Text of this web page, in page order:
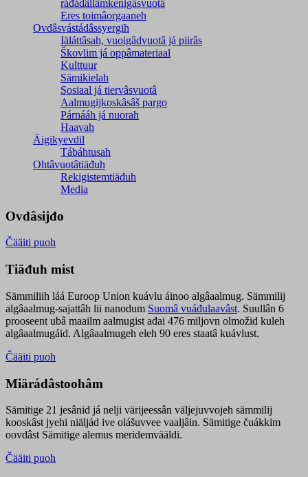
ráđádâllâmkenigâsvuotâ
Eres toimâorgaaneh
Ovdâsvástádâssyergih
Iäláttâsah, vuoigâdvuotâ já piirâs
Škovlim já oppâmateriaal
Kulttuur
Sämikielah
Sosiaal já tiervâsvuotâ
Aalmugijkoskâsâš pargo
Párnááh já nuorah
Haavah
Äigikyevdil
Tábáhtusah
Ohtâvuotâtiäđuh
Rekigistemtiäđuh
Media
Ovdâsijđo
Čääiti puoh
Tiäđuh mist
Sämmiliih láá Euroop Union kuávlu áinoo algâaalmug. Sämmilij
algâaalmug-sajattâh lii nanodum Suomâ vuáđulaavâst. Suullân 6
prooseent ubâ maailm aalmugist ađai 476 miljovn olmožid kuleh
algâaalmugáid. Algâaalmugeh eleh 90 eres staatâ kuávlust.
Čääiti puoh
Miärádâstoohâm
Sämitige 21 jesânid já nelji värijeessân väljejuvvojeh sämmilij
kooskâst jyehi niäljád ive olášuvvee vaaljâin. Sämitige čuákkim
oovdâst Sämitige alemus meridemvääldi.
Čääiti puoh